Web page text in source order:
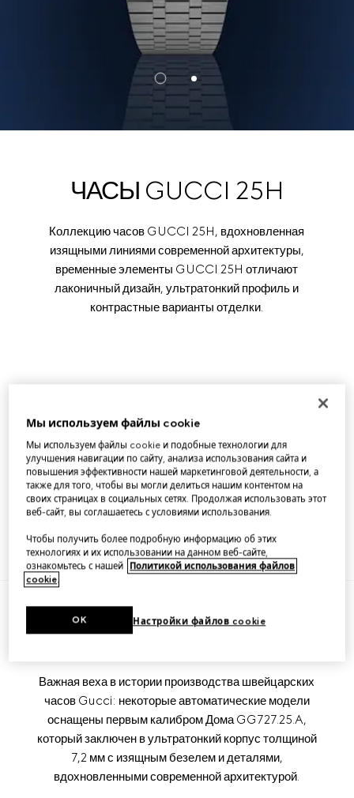
ЧАСЫ GUCCI 25H
Коллекцию часов GUCCI 25H, вдохновленная
изящными линиями современной архитектуры,
временные элементы GUCCI 25H отличают
лаконичный дизайн, ультратонкий профиль и
контрастные варианты отделки.
Автоматические
часы
ПОДРОБНЕЕ
Стальные
часы
ПОДРОБНЕЕ
МАСТЕРСТВО ДОМА
Важная веха в истории производства швейцарских
часов Gucci: некоторые автоматические модели
оснащены первым калибром Дома GG727.25.A,
который заключен в ультратонкий корпус толщиной
7,2 мм с изящным безелем и деталями,
вдохновленными современной архитектурой.
Мы используем файлы cookie
Мы используем файлы cookie и подобные технологии для
улучшения навигации по сайту, анализа использования сайта и
повышения эффективности нашей маркетинговой деятельности, а
также для того, чтобы вы могли делиться нашим контентом на
своих страницах в социальных сетях. Продолжая использовать этот
веб-сайт, вы соглашаетесь с условиями использования.
Чтобы получить более подробную информацию об этих
технологиях и их использовании на данном веб-сайте,
ознакомьтесь с нашей
Политикой использования файлов
cookie.
Настройки файлов cookie
OK